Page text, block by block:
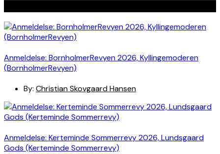
Anmeldelse: BornholmerRevyen 2026, Kyllingemoderen
(BornholmerRevyen)
By: Christian Skovgaard Hansen
Anmeldelse: Kerteminde Sommerrevy 2026, Lundsgaard
Gods (Kerteminde Sommerrevy)